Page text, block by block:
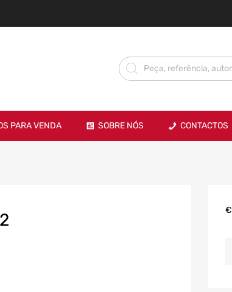
PARA VENDA SOBRE NÓS CONTACTOS
€